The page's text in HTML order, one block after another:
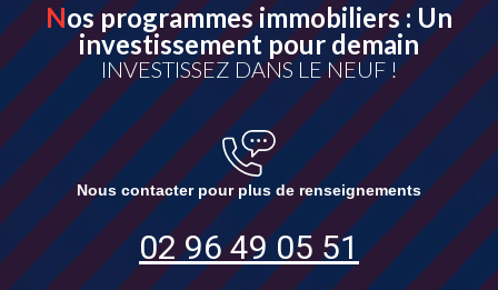
Nos programmes immobiliers : Un
investissement pour demain
INVESTISSEZ DANS LE NEUF !
Nous contacter pour plus de renseignements
02 96 49 05 51